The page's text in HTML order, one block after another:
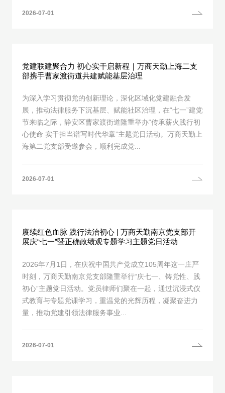
2026-07-01
党建联建聚合力 初心实干启新程｜万商天勤上海二支
部携手曹家渡街道共建赋能基层治理
为深入学习贯彻党的创新理论，深化区域化党建融合发
展，推动法律服务下沉基层、赋能社区治理，在“七一”建党
节来临之际，静安区曹家渡街道隆重举办“传承薪火践行初
心使命 实干担当谱写时代华章”主题党日活动。万商天勤上
海第二党支部受邀参会，顺利完成党...
2026-07-01
赓续红色血脉 践行法治初心 | 万商天勤南京党支部开
展庆“七一”暨正确政绩观专题学习主题党日活动
2026年7月1日，在庆祝中国共产党成立105周年这一庄严
时刻，万商天勤南京党支部隆重举行“庆七一、铸党性、践
初心”主题党日活动。党员律师们聚在一起，通过沉浸式仪
式教育与专题党课学习，重温党的光辉历程，凝聚奋进力
量，推动党建引领法律服务事业...
2026-07-01